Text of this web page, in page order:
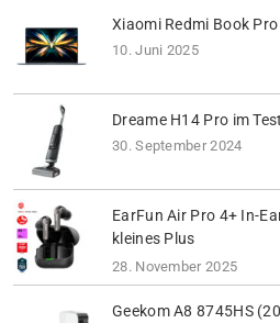
Xiaomi Redmi Book
10. Juni 2025
Dreame H14 Pro im Test
30. September 2024
EarFun Air Pro 4+ In-
kleines Plus
28. November 2025
Geekom A8 8745HS